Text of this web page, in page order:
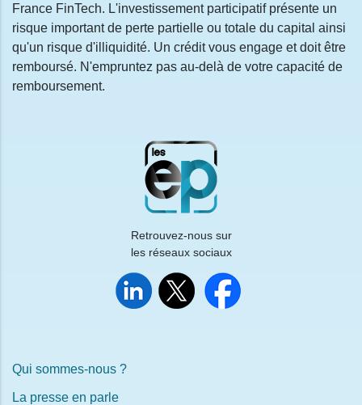
France FinTech. L'investissement participatif présente un
risque important de perte partielle ou totale du capital ainsi
qu'un risque d'illiquidité. Un crédit vous engage et doit être
remboursé. N'empruntez pas au-delà de votre capacité de
remboursement.
Retrouvez-nous sur
les réseaux sociaux
Qui sommes-nous ?
La presse en parle